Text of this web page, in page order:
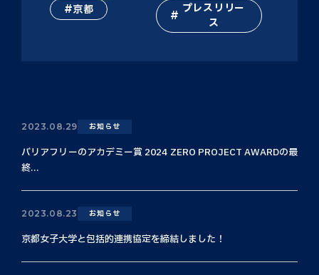
京都
プレスリリー
ス
2023.08.29 お知らせ
バリアフリーのアカデミー賞 2024 ZERO PROJECT AWARDの最
終...
2023.08.23 お知らせ
京都女子大学と包括的連携協定を締結しました！